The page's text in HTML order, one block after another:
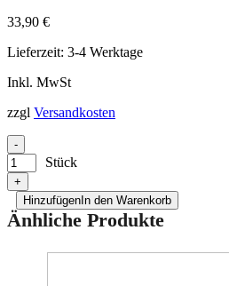
33,90 €
Lieferzeit: 3-4 Werktage
Inkl. MwSt
zzgl Versandkosten
-
Stück
+
HinzufügenIn den Warenkorb
Änhliche Produkte